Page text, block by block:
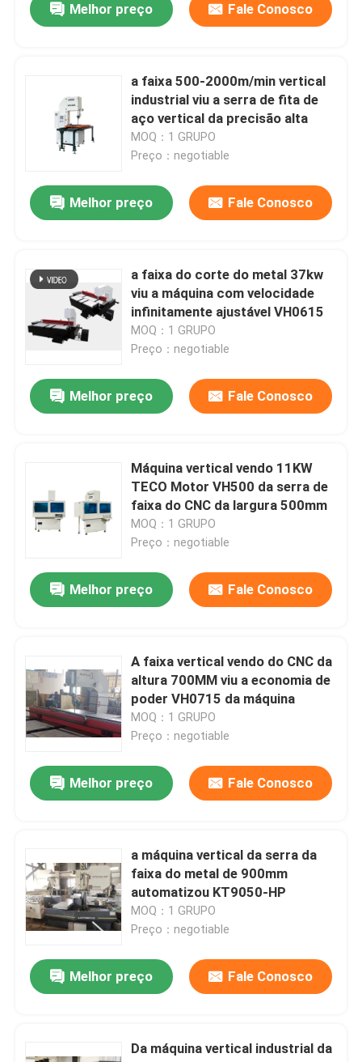
Produtos
Sobre nós
Excursão da fábrica
Notícia
Peça umas citações
Serras de faixa do CNC
Serra do metal do CNC
a faixa horizontal do cnc viu
o painel do cnc viu
O corte de alumínio do perfil considerou
Melhor preço Fale Conosco
a faixa 500-2000m/min vertical
industrial viu a serra de fita de
aço vertical da precisão alta
MOQ：1 GRUPO
Preço：negotiable
Melhor preço Fale Conosco
a faixa do corte do metal 37kw
viu a máquina com velocidade
infinitamente ajustável VH0615
MOQ：1 GRUPO
Preço：negotiable
Melhor preço Fale Conosco
Máquina vertical vendo 11KW
TECO Motor VH500 da serra de
faixa do CNC da largura 500mm
MOQ：1 GRUPO
Preço：negotiable
Melhor preço Fale Conosco
A faixa vertical vendo do CNC da
altura 700MM viu a economia de
poder VH0715 da máquina
MOQ：1 GRUPO
Preço：negotiable
Melhor preço Fale Conosco
a máquina vertical da serra da
faixa do metal de 900mm
automatizou KT9050-HP
MOQ：1 GRUPO
Preço：negotiable
Melhor preço Fale Conosco
Da máquina vertical industrial da